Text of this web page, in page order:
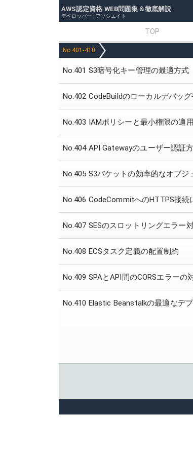
AWS認定資格 WEB問題集＆徹底解説
デベロッパー–アソシエイト
TOP
No.401-410
No.401 S3暗号化キー管理の最適方式
No.402 CodeBuildのローカルデバッ
No.403 IAMポリシーと最小権限の適用
No.404 API Gatewayのユーザー認証
No.405 S3バケットの効率的なオブジ
No.406 CodeCommitへのHTTPS接続
No.407 SESのスロットリングエラー
No.408 ECSタスク定義の配置制約
No.409 SPAとAPI間のCORSエラーの
No.410 Elastic Beanstalkの最適なデ